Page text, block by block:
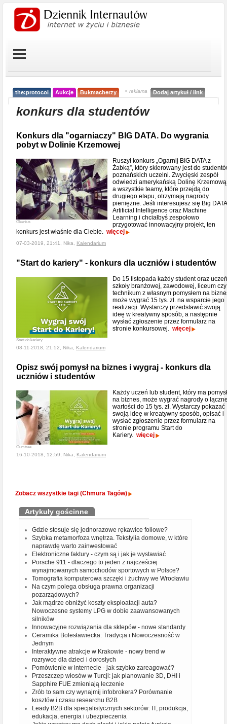
the:protocol Aukcje Bukmacherzy < reklama Dodaj artykuł / link
konkurs dla studentów
Konkurs dla "ogarniaczy" BIG DATA. Do wygrania
pobyt w Dolinie Krzemowej
Gkenius
Ruszył konkurs „Ogarnij BIG DATA z
Żabką”, który skierowany jest do
poznańskich uczelni. Zwycięski zespół
odwiedzi amerykańską Dolinę
a wszystkie teamy, które przejdą do
drugiego etapu, otrzymają nagrody
pieniężne. Jeśli interesujesz się Big
Artificial Intelligence oraz Machine
Learning i chciałbyś zespołowo
przygotować innowacyjny projekt, ten
konkurs jest właśnie dla Ciebie. więcej
07-03-2019, 21:41, Nika, Kalendarium
"Start do kariery" - konkurs dla uczniów i studentów
Start do kariery
Do 15 listopada każdy student oraz uczeń
szkoły branżowej, zawodowej, liceum czy
technikum z własnym pomysłem na
może wygrać 15 tys. zł. na wsparcie jego
realizacji. Wystarczy przedstawić swoją
ideę w kreatywny sposób, a następnie
wysłać zgłoszenie przez formularz na
stronie konkursowej. więcej
08-11-2018, 21:52, Nika, Kalendarium
Opisz swój pomysł na biznes i wygraj - konkurs dla
uczniów i studentów
Gumtree
Każdy uczeń lub student, który ma pomysł
na biznes, może wygrać nagrody o
wartości do 15 tys. zł. Wystarczy pokazać
swoją ideę w kreatywny sposób, opisać i
wysłać zgłoszenie przez formularz na
stronie programu Start do
Kariery. więcej
16-10-2018, 12:59, Nika, Kalendarium
Zobacz wszystkie tagi (Chmura Tagów)
Artykuły gościnne
Gdzie stosuje się jednorazowe rękawice foliowe?
Szybka metamorfoza wnętrza. Tekstylia domowe, w które
naprawdę warto zainwestować
Elektroniczne faktury - czym są i jak je wystawiać
Porsche 911 - dlaczego to jeden z najcześciej
wynajmowanych samochodów sportowych w Polsce?
Tomografia komputerowa szczęki i żuchwy we Wrocławiu
Na czym polega obsługa prawna organizacji
pozarządowych?
Jak mądrze obniżyć koszty eksploatacji auta?
Nowoczesne systemy LPG w dobie zaawansowanych
silników
Innowacyjne rozwiązania dla sklepów - nowe standardy
Ceramika Bolesławiecka: Tradycja i Nowoczesność w
Jednym
Interaktywne atrakcje w Krakowie - nowy trend w
rozrywce dla dzieci i dorosłych
Pomówienie w internecie - jak szybko zareagować?
Przeszczep włosów w Turcji: jak planowanie 3D, DHI i
Sapphire FUE zmieniają leczenie
Zrób to sam czy wynajmij infobrokera? Porównanie
kosztów i czasu researchu B2B
Leady B2B dla specjalistycznych sektorów: IT, produkcja,
edukacja, energia i ubezpieczenia